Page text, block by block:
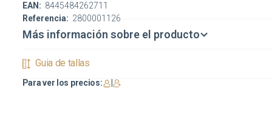
Referencia: 2800001126
EAN: 8445484262711
Más información sobre el producto
Guia de tallas
Para ver los precios: